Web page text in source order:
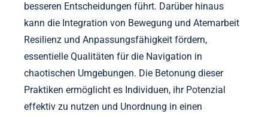
besseren Entscheidungen führt. Darüber hinaus
kann die Integration von Bewegung und Atemarbeit
Resilienz und Anpassungsfähigkeit fördern,
essentielle Qualitäten für die Navigation in
chaotischen Umgebungen. Die Betonung dieser
Praktiken ermöglicht es Individuen, ihr Potenzial
effektiv zu nutzen und Unordnung in einen